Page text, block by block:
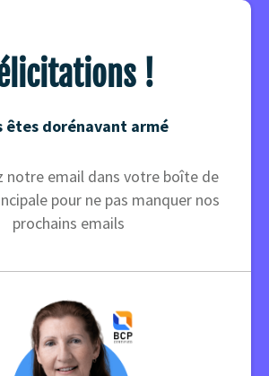
!
êtes dorénavant armé
notre email dans votre boîte de
pour ne pas manquer nos
prochains emails